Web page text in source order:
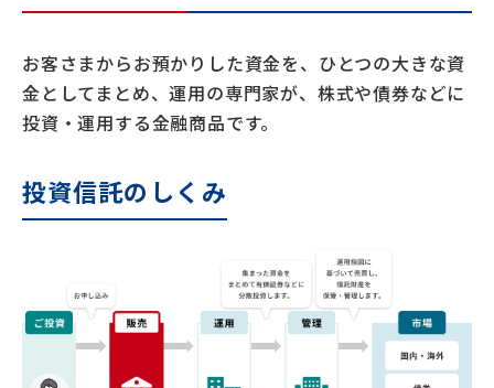
お客さまからお預かりした資金を、ひとつの大きな資
金としてまとめ、運用の専門家が、株式や債券などに
投資・運用する金融商品です。
投資信託のしくみ